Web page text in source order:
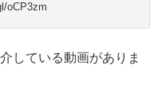
oCP3zm
している動画がありま